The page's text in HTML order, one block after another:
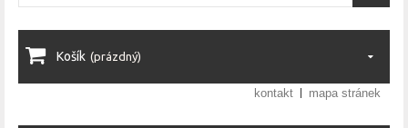
Košík (prázdný)
kontakt mapa stránek